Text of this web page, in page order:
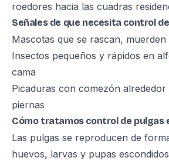
roedores hacia las cuadras
Señales de que necesita control
Mascotas que se rascan,
Insectos pequeños y rápidos en
cama
Picaduras con comezón
piernas
Cómo tratamos control de pulgas
Las pulgas se reproducen de
huevos, larvas y pupas